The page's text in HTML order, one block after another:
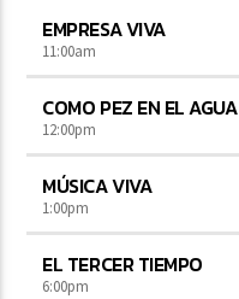
EMPRESA VIVA
11:00am
COMO PEZ EN EL AGUA
12:00pm
MÚSICA VIVA
1:00pm
EL TERCER TIEMPO
6:00pm